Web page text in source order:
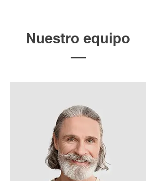
Nuestro equipo